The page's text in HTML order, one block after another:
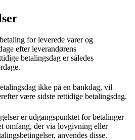
for leverede varer og
efter leverandørens
betalingsdag er således
ikke på en bankdag, vil
være sidste rettidige betalingsdag.
er udgangspunktet for betalinger
omfang, der via lovgivning eller
anvendes disse.